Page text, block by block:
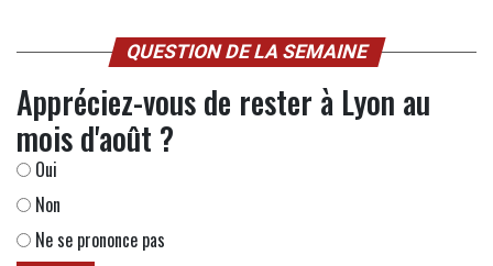
QUESTION DE LA SEMAINE
Appréciez-vous de rester à Lyon au
mois d'août ?
Oui
Non
Ne se prononce pas